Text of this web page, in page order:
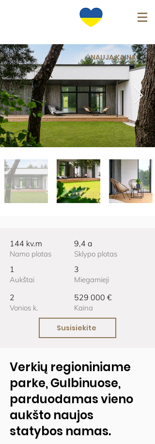
NAUJA KAINA
144 kv.m
Namo plotas
1
Aukštai
2
Vonios k.
9,4 a
Sklypo plotas
3
Miegamieji
529 000 €
Kaina
Susisiekite
Verkių regioniniame
parke, Gulbinuose,
parduodamas vieno
aukšto naujos
statybos namas.